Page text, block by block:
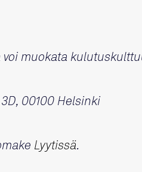
voi muokata
00100 Helsinki
Lyytissä.